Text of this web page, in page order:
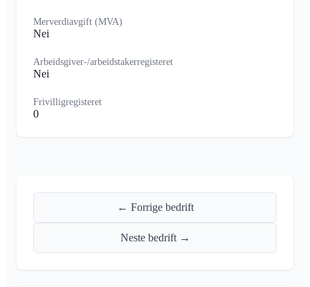
Merverdiavgift (MVA)
Nei
Arbeidsgiver-/arbeidstakerregisteret
Nei
Frivilligregisteret
0
← Forrige bedrift
Neste bedrift →